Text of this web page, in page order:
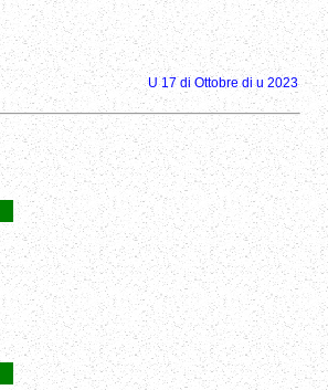
U 17 di Ottobre di u 2023